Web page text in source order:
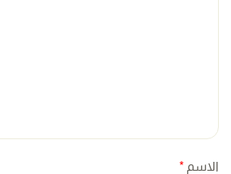
الاسم *